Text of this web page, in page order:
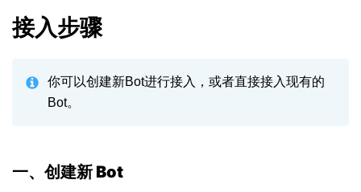
接入步骤
你可以创建新Bot进行接入，或者直接接入现有的
Bot。
一、 创建新 Bot